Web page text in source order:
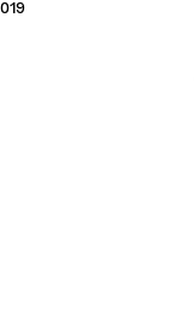
i fondi